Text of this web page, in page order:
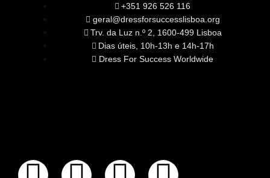
+351 926 526 116
geral@dressforsuccesslisboa.org
Trv. da Luz n.º 2, 1600-499 Lisboa
Dias úteis, 10h-13h e 14h-17h
Dress For Success Worldwide